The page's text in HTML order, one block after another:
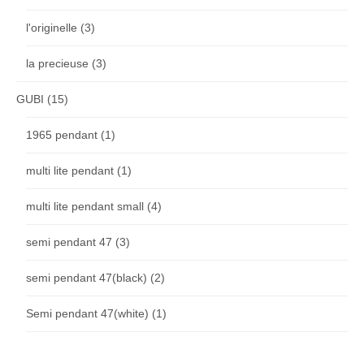
l'originelle (3)
la precieuse (3)
GUBI (15)
1965 pendant (1)
multi lite pendant (1)
multi lite pendant small (4)
semi pendant 47 (3)
semi pendant 47(black) (2)
Semi pendant 47(white) (1)